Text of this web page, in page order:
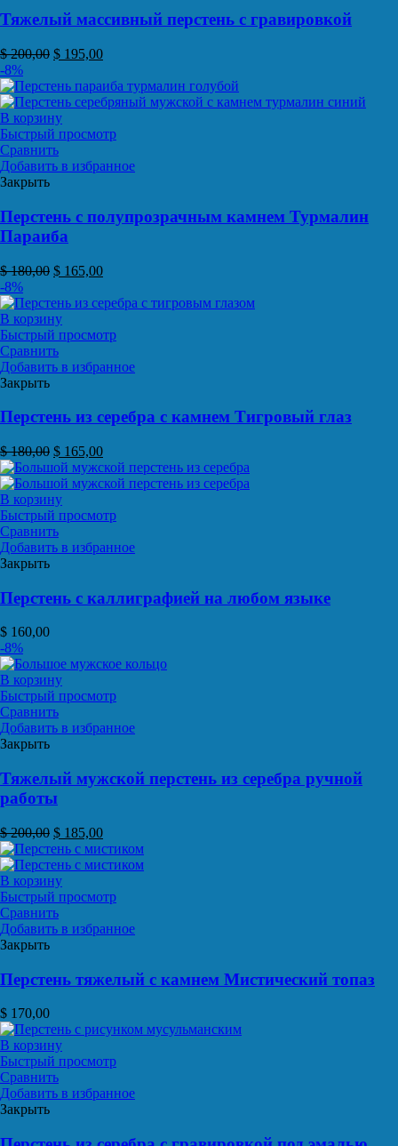
Тяжелый массивный перстень с гравировкой
$200,00 $ 195,00
-8%
В корзину
Быстрый просмотр
Сравнить
Добавить в избранное
Закрыть
Перстень с полупрозрачным камнем Турмалин
Параиба
$180,00 $ 165,00
-8%
В корзину
Быстрый просмотр
Сравнить
Добавить в избранное
Закрыть
Перстень из серебра с камнем Тигровый глаз
$180,00 $ 165,00
В корзину
Быстрый просмотр
Сравнить
Добавить в избранное
Закрыть
Перстень с каллиграфией на любом языке
$ 160,00
-8%
В корзину
Быстрый просмотр
Сравнить
Добавить в избранное
Закрыть
Тяжелый мужской перстень из серебра ручной
работы
$200,00 $ 185,00
В корзину
Быстрый просмотр
Сравнить
Добавить в избранное
Закрыть
Перстень тяжелый с камнем Мистический топаз
$ 170,00
В корзину
Быстрый просмотр
Сравнить
Добавить в избранное
Закрыть